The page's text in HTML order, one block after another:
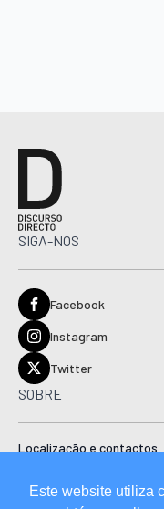
SIGA-NOS
Facebook
Instagram
Twitter
SOBRE
Localização e contactos
Ficha técnica
Este website utiliza